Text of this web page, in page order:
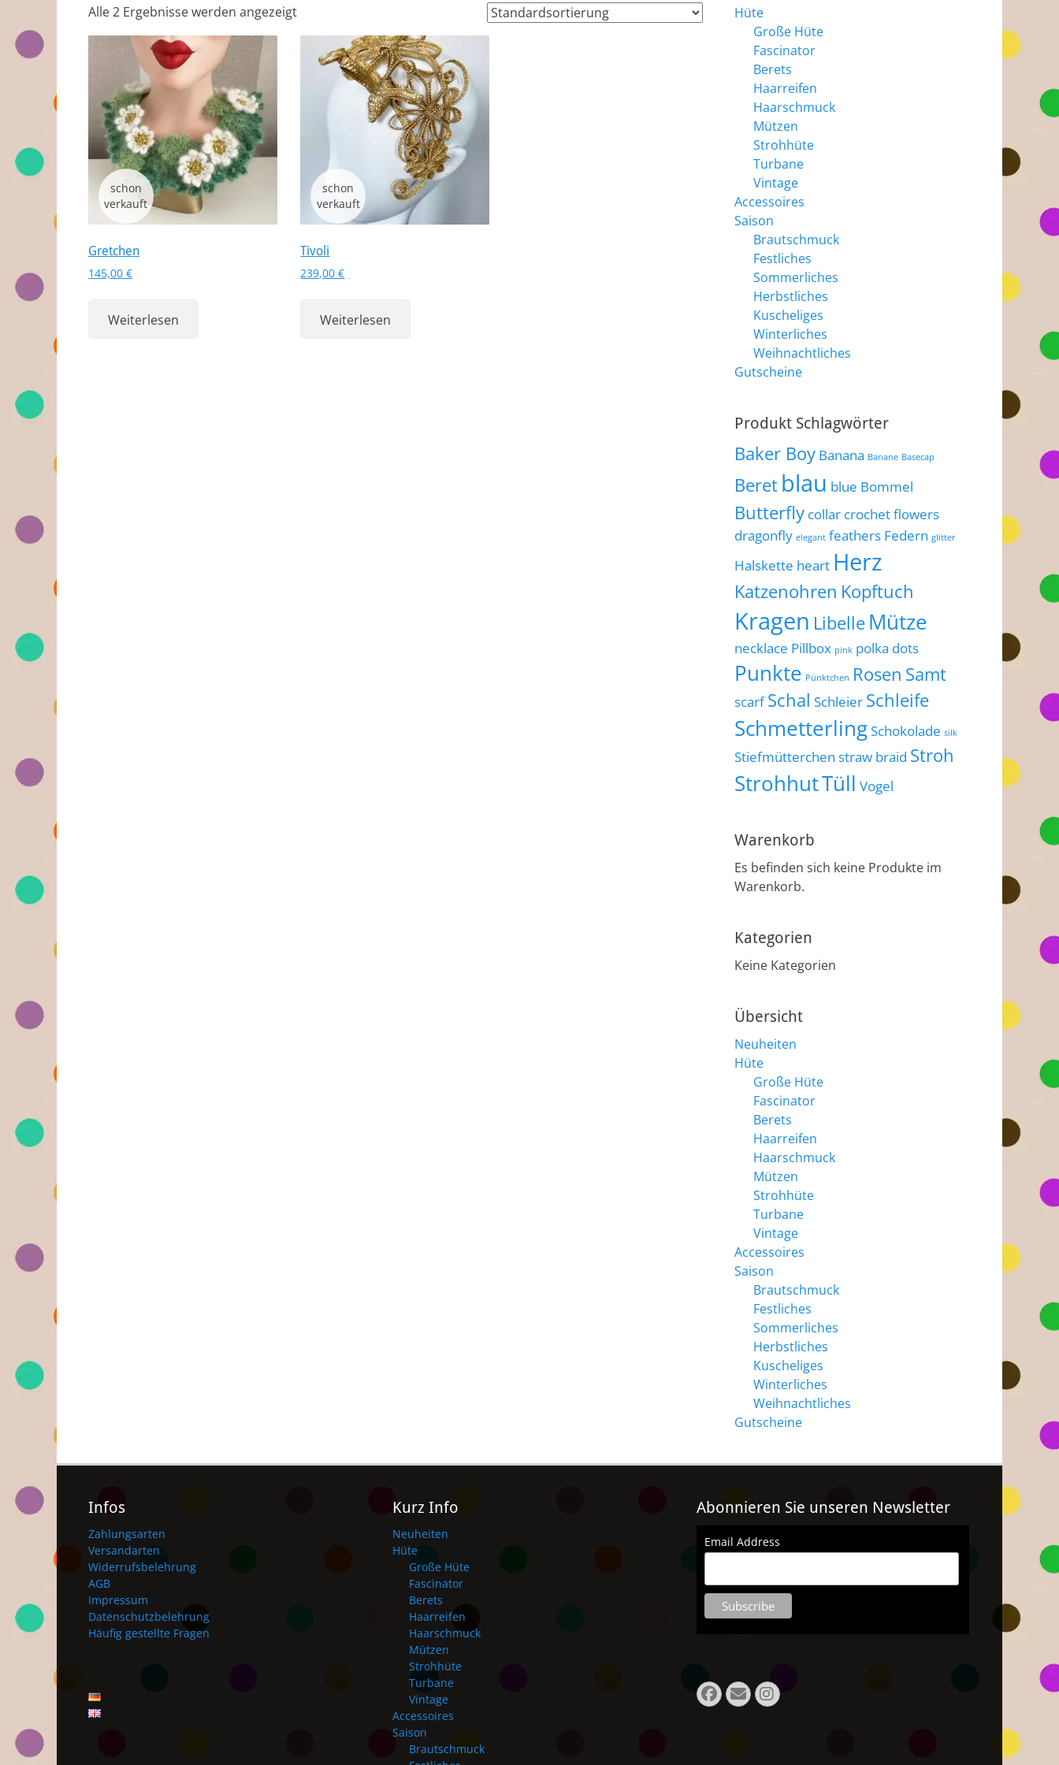
Alle 2 Ergebnisse werden angezeigt
Gretchen
145,00 €
Weiterlesen
Tivoli
239,00€
Weiterlesen
Hüte
Große Hüte
Fascinator
Berets
Haarreifen
Haarschmuck
Mützen
Strohhüte
Turbane
Vintage
Accessoires
Saison
Brautschmuck
Festliches
Sommerliches
Herbstliches
Kuscheliges
Winterliches
Weihnachtliches
Gutscheine
Produkt Schlagwörter
Baker Boy Banana Banane Basecap
Beret blau blue Bommel
Butterfly collar crochet flowers
dragonfly elegant feathers Federn glitter
Halskette heart Herz
Katzenohren Kopftuch
Kragen Libelle Mütze
necklace Pillbox pink polka dots
Punkte Pünktchen Rosen Samt
scarf Schal Schleier Schleife
SchmetterlingSchokolade silk
Stiefmütterchen straw braid Stroh
StrohhutTüll Vogel
Warenkorb
Es befinden sich keine Produkte im
Warenkorb.
Kategorien
Keine Kategorien
Übersicht
Neuheiten
Hüte
Große Hüte
Fascinator
Berets
Haarreifen
Haarschmuck
Mützen
Strohhüte
Turbane
Vintage
Accessoires
Saison
Brautschmuck
Festliches
Sommerliches
Herbstliches
Kuscheliges
Winterliches
Weihnachtliches
Gutscheine
Infos
Zahlungsarten
Versandarten
Widerrufsbelehrung
AGB
Impressum
Datenschutzbelehrung
Häufig gestellte Fragen
Kurz Info
Neuheiten
Hüte
Große Hüte
Fascinator
Berets
Haarreifen
Haarschmuck
Mützen
Strohhüte
Turbane
Vintage
Accessoires
Saison
Brautschmuck
Abonnieren Sie unseren Newsletter
Email Address
Facebook
E-
Mail
Instagram